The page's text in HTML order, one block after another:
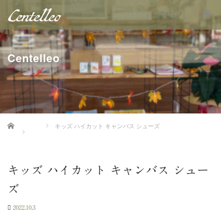
Centelleo
Home キッズ ハイカット キャンバス シューズ
キッズ ハイカット キャンバス シュー
ズ
2022.10.3